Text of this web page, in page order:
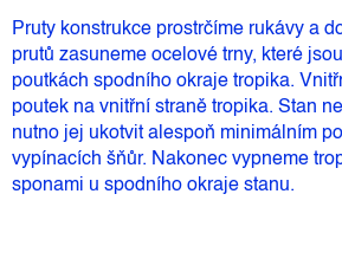
Pruty konstrukce prostrčíme rukávy a
prutů zasuneme ocelové trny, které
poutkách spodního okraje tropika.
poutek na vnitřní straně tropika. Stan
nutno jej ukotvit alespoň minimálním
vypínacích šňůr. Nakonec vypneme
sponami u spodního okraje stanu.